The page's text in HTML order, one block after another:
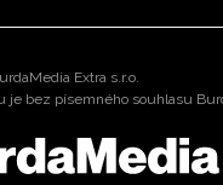
Extra s.r.o.
je bez písemného souhlasu